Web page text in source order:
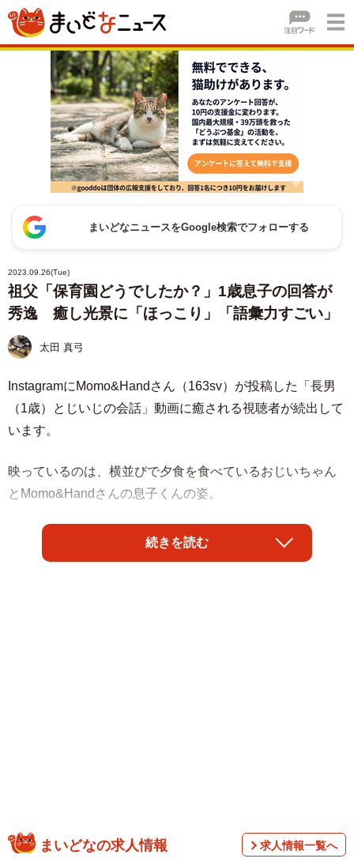
まいどなニュースをGoogle検索でフォローする
2023.09.26(Tue)
祖父「保育園どうでしたか？」1歳息子の回答が
秀逸 癒し光景に「ほっこり」「語彙力すごい」
太田 真弓
InstagramにMomo&Handさん（163sv）が投稿した「長男
（1歳）とじいじの会話」動画に癒される視聴者が続出して
います。
映っているのは、横並びで夕食を食べているおじいちゃん
とMomo&Handさんの息子くんの姿。
じいじ「今日は保育園どうでしたか？」
息子くん「うん、まあまあ」
「保育園どうでしたかぁ？」の質問に大人顔負けの感想「まあまあ」
続きを読む
まいどなの求人情報 求人情報一覧へ